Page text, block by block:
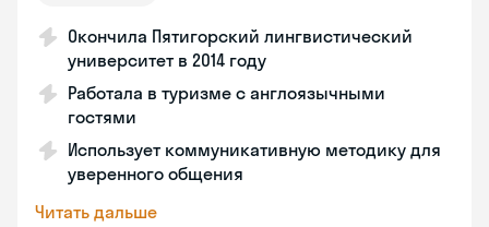
Окончила Пятигорский лингвистический
университет в 2014 году
Работала в туризме с англоязычными
гостями
Использует коммуникативную методику для
уверенного общения
Читать дальше